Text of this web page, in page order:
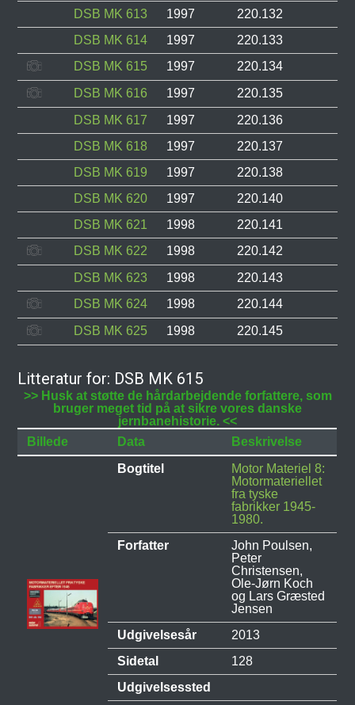
DSB MK 613
1997 220.132
DSB MK 614
1997 220.133
DSB MK 615
1997 220.134
DSB MK 616
1997 220.135
DSB MK 617
1997 220.136
DSB MK 618
1997 220.137
DSB MK 619
1997 220.138
DSB MK 620
1997 220.140
DSB MK 621
1998 220.141
DSB MK 622
1998 220.142
DSB MK 623
1998 220.143
DSB MK 624
1998 220.144
DSB MK 625
1998 220.145
Litteratur for: DSB MK 615
>> Husk at støtte de hårdarbejdende forfattere, som
bruger meget tid på at sikre vores danske
jernbanehistorie. <<
Billede
Data
Beskrivelse
Bogtitel
Motor Materiel 8:
Motormateriellet
fra tyske
fabrikker 1945-
1980.
Forfatter
John Poulsen,
Peter
Christensen,
Ole-Jørn Koch
og Lars Græsted
Jensen
Udgivelsesår
2013
Sidetal
128
Udgivelsessted